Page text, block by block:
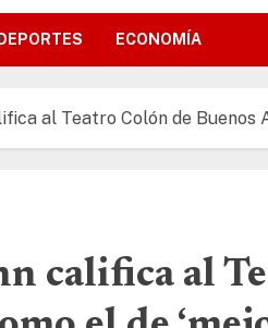
DEPORTES ECONOMÍA
al Teatro Colón de Buenos
califica al